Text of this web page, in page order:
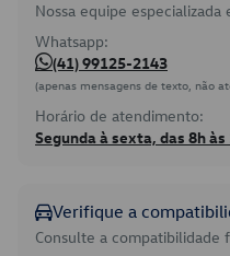
Nossa equipe
Whatsapp:
(41) 99125-2143
(apenas mensagens de texto, não
Horário de atendimento:
Segunda à sexta, das 8h às
Verifique a
Consulte a compatibilidade